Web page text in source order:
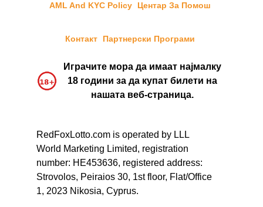
AML And KYC Policy Центар За Помош
Контакт Партнерски Програми
Играчите мора да имаат најмалку
18 години за да купат билети на
нашата веб-страница.
RedFoxLotto.com is operated by LLL
World Marketing Limited, registration
number: HE453636, registered address:
Strovolos, Peiraios 30, 1st floor, Flat/Office
1, 2023 Nikosia, Cyprus.